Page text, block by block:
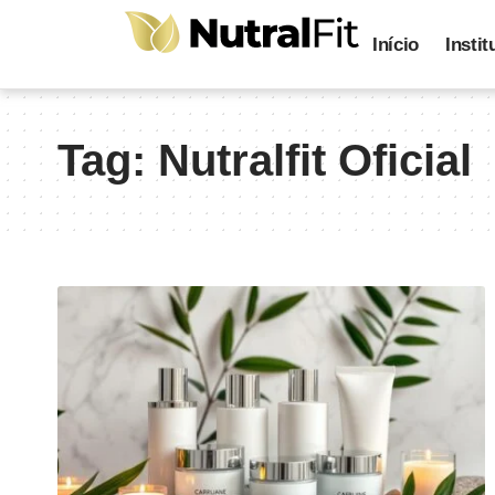
Início
Tag:Nutralfit Oficial